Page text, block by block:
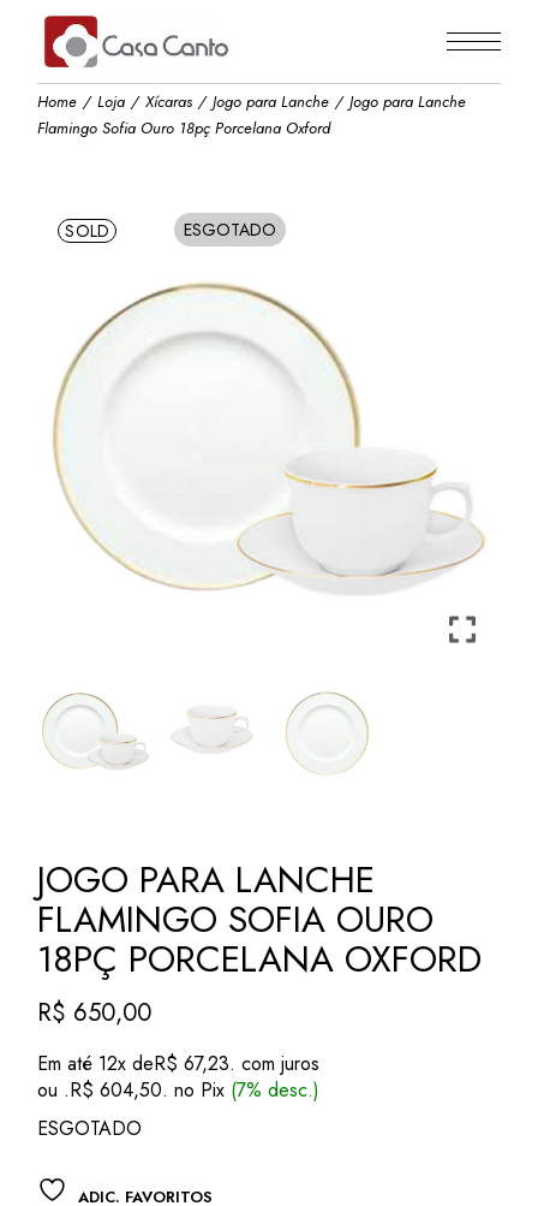
content
Home Loja Xícaras Jogo para Lanche
Jogo para Lanche
Flamingo Sofia Ouro 18pç Porcelana Oxford
SOLD ESGOTADO
JOGO PARA LANCHE
FLAMINGO SOFIA OURO
18PÇ PORCELANA OXFORD
R$ 650,00
Em até 12x deR$ 67,23. com juros
ou .R$ 604,50. no Pix (7% desc.)
ESGOTADO
ADIC. FAVORITOS